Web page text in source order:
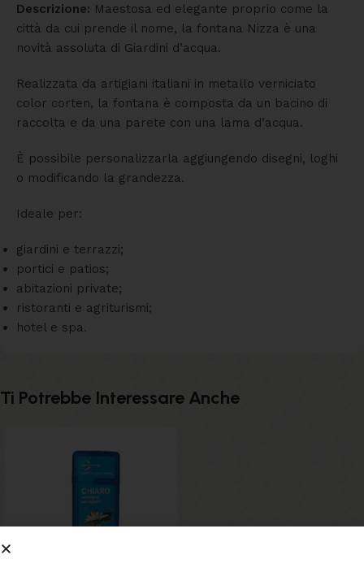
Descrizione: Maestosa ed elegante proprio come la
città da cui prende il nome, la fontana Nizza è una
novità assoluta di Giardini d’acqua.
Realizzata da artigiani italiani in metallo verniciato
color corten, la fontana è composta da un bacino di
raccolta e da una parete con una lama d’acqua.
È possibile personalizzarla aggiungendo disegni, loghi
o modificando la grandezza.
Ideale per:
giardini e terrazzi;
portici e patios;
abitazioni private;
ristoranti e agriturismi;
hotel e spa.
Ti Potrebbe Interessare Anche